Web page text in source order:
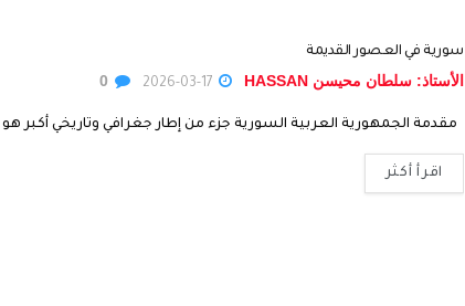
سورية في العصور القديمة
الأستاذ: سلطان محيسن HASSAN
مقدمة الجمهورية العربية السورية جزء من إطار جغرافي وتاريخي أكبر
اقرأ أكثر